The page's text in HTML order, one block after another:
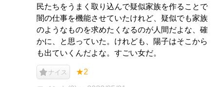
民たちをうまく取り込んで疑似家族を作ることで
闇の仕事を機能させていたけれど、疑似でも家族
のようなものを求めたくなるのが人間だよな、確
かに、と思っていた。けれども、陽子はそこから
も出ていくんだよな。すごい女だ。
ナイス ★2